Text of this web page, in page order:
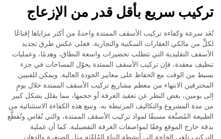
تركيب سريع بأقل قدر من الإزعاج
تُعَد سرعة وكفاءة تركيب الأسقف الممتدة واحدةً من أكثر مزاياها إقناعًا
لكلٍّ من مالكي العقارات السكنية والتجارية. فعلى عكس طرق تجديد
الأسقف التقليدية التي تتطلب تحضيرات واسعة النطاق، وهدمًا، وعمليات
تنظيف معقدة، فإن تركيب الأسقف الممتدة يحوّل المساحات في جزء
بسيط من الوقت مع الحفاظ على معايير الجودة العالية. ويمكن للفنيين
المحترفين الانتهاء من معظم مشاريع تركيب الأسقف الممتدة خلال يومٍ
إلى يومين، بغض النظر عن تعقيد الغرفة أو حجمها، مما يقلل بشكل كبير
من مدة المشروع والتكاليف المرتبطة به. وتنبع هذه الكفاءة الاستثنائية من
الطبيعة المُصنَّعة مسبقًا لمواد تركيب الأسقف الممتدة، والتي تُقاس وتُقطَّع
بدقة خارج الموقع وفقًا لمواصفات الغرفة التفصيلية. كما أن عملية
التركيب تلغي الحاجة إلى أنشطة البناء المُلوِّثة مثل الصنفرة والدهان